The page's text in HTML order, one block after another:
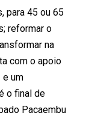
para 45 ou 65
reformar o
na
com o apoio
e um
o final de
Pacaembu